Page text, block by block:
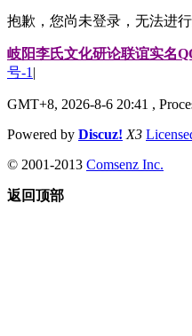
抱歉，您尚未登录，无法进
岐阳李氏文化研论联谊实名
号-1 |
GMT+8, 2026-8-6 20:41 ,
Powered by Discuz! X3
© 2001-2013 Comsenz Inc.
返回顶部